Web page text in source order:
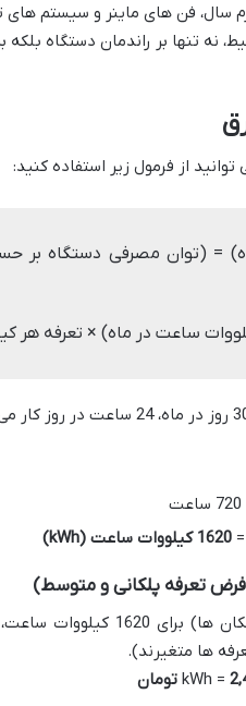
سال، فن های ماینر و سیستم
تنها بر راندمان دستگاه بلکه
ساعت در ماه) × تعرفه هر
1620 کیلووات ساعت (kWh)
ها متغیرند).